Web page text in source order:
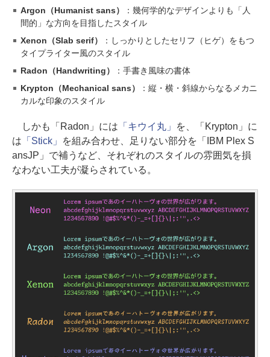
Argon（Humanist sans）
：幾何学的なデザインよりも「人
間的」な方向を目指したスタイル
Xenon（Slab serif）
：しっかりとしたセリフ（ヒゲ）をもつ
タイプライター風のスタイル
Radon（Handwriting）
：手書き風味の書体
Krypton（Mechanical sans）
：縦・横・斜線からなるメカニ
カルな印象のスタイル
しかも「Radon」には 「キウイ丸」
を、「Krypton」に
は 「Stick」
を組み合わせ、足りない部分を「IBM Plex S
ansJP」で補うなど、それぞれのスタイルの雰囲気を損
なわない工夫が凝らされている。